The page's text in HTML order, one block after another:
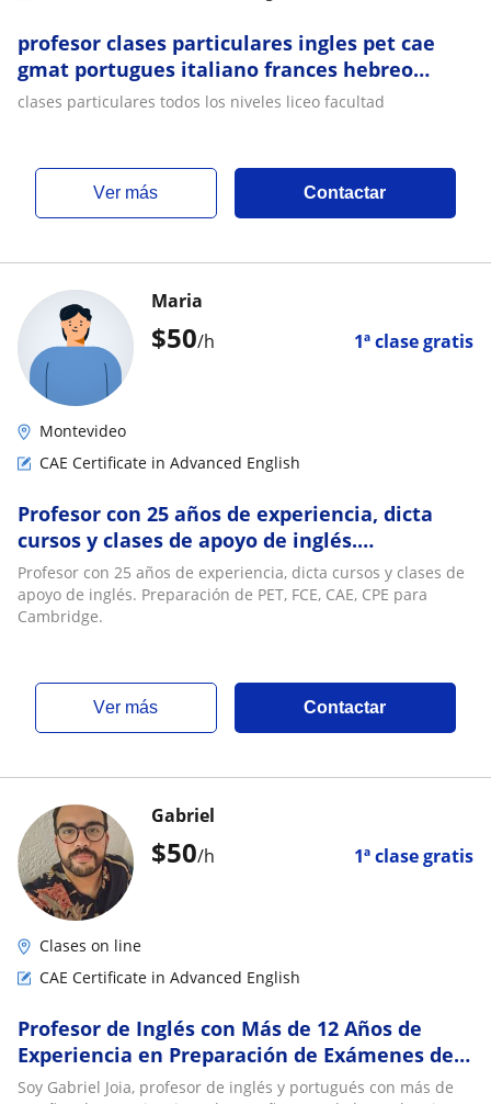
profesor clases particulares ingles pet cae
gmat portugues italiano frances hebreo
aleman
clases particulares todos los niveles liceo facultad
ver más Contactar
$50/h 1ª clase gratis
Maria
Montevideo
CAE Certificate in Advanced English
Profesor con 25 años de experiencia, dicta
cursos y clases de apoyo de inglés.
Preparación de PET, FCE, CAE, CPE para
Cambridge
Profesor con 25 años de experiencia, dicta cursos y clases de
apoyo de inglés. Preparación de PET, FCE, CAE, CPE para
Cambridge.
ver más Contactar
$50/h 1ª clase gratis
Gabriel
Clases on line
CAE Certificate in Advanced English
Profesor de Inglés con Más de 12 Años de
Experiencia en Preparación de Exámenes de
Cambridge (CPE, CAE, FCE)
Soy Gabriel Joia, profesor de inglés y portugués con más de